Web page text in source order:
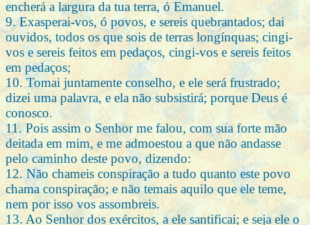
encherá a largura da tua terra, ó Emanuel.
9. Exasperai-vos, ó povos, e sereis quebrantados; dai
ouvidos, todos os que sois de terras longínquas; cingi-
vos e sereis feitos em pedaços, cingi-vos e sereis feitos
em pedaços;
10. Tomai juntamente conselho, e ele será frustrado;
dizei uma palavra, e ela não subsistirá; porque Deus é
conosco.
11. Pois assim o Senhor me falou, com sua forte mão
deitada em mim, e me admoestou a que não andasse
pelo caminho deste povo, dizendo:
12. Não chameis conspiração a tudo quanto este povo
chama conspiração; e não temais aquilo que ele teme,
nem por isso vos assombreis.
13. Ao Senhor dos exércitos, a ele santificai; e seja ele o